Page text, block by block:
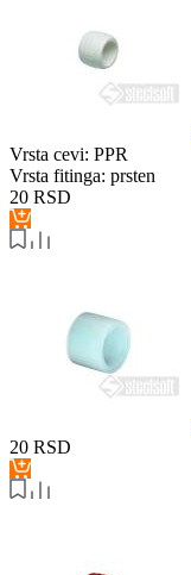
Vrsta cevi: PPR
Vrsta fitinga: prsten
20 RSD
20 RSD